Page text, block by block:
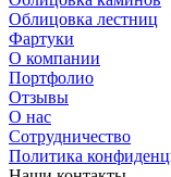
Облицовка лестниц
Фартуки
О компании
Портфолио
Отзывы
О нас
Сотрудничество
Политика